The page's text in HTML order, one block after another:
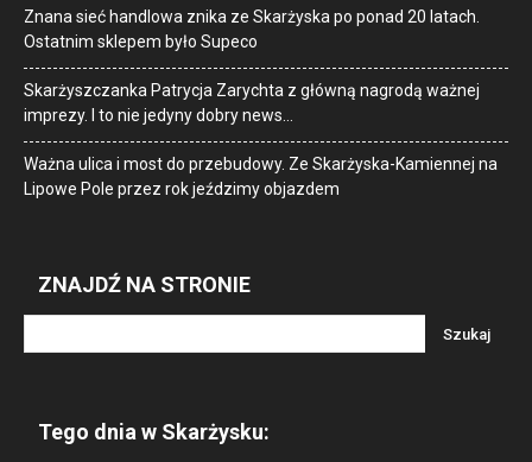
Znana sieć handlowa znika ze Skarżyska po ponad 20 latach.
Ostatnim sklepem było Supeco
Skarżyszczanka Patrycja Zarychta z główną nagrodą ważnej
imprezy. I to nie jedyny dobry news…
Ważna ulica i most do przebudowy. Ze Skarżyska-Kamiennej na
Lipowe Pole przez rok jeździmy objazdem
ZNAJDŹ NA STRONIE
Tego dnia w Skarżysku: